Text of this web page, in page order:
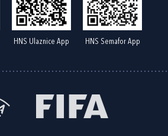
HNS Ulaznice App HNS Semafor App